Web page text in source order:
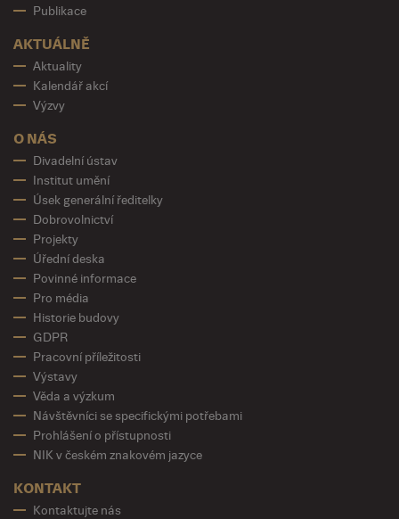
Publikace
AKTUÁLNĚ
Aktuality
Kalendář akcí
Výzvy
O NÁS
Divadelní ústav
Institut umění
Úsek generální ředitelky
Dobrovolnictví
Projekty
Úřední deska
Povinné informace
Pro média
Historie budovy
GDPR
Pracovní příležitosti
Výstavy
Věda a výzkum
Návštěvníci se specifickými potřebami
Prohlášení o přístupnosti
NIK v českém znakovém jazyce
KONTAKT
Kontaktujte nás